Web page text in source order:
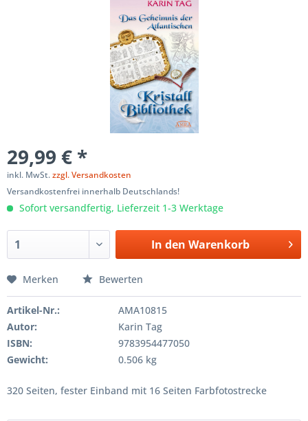
29,99 € *
inkl. MwSt.zzgl. Versandkosten
Versandkostenfrei innerhalb Deutschlands!
Sofort versandfertig, Lieferzeit 1-3 Werktage
In den Warenkorb
Merken Bewerten
Artikel-Nr.:
AMA10815
Autor:
Karin Tag
ISBN:
9783954477050
Gewicht:
0.506 kg
320 Seiten, fester Einband mit 16 Seiten Farbfotostrecke